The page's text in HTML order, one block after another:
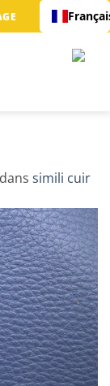
dans simili cuir